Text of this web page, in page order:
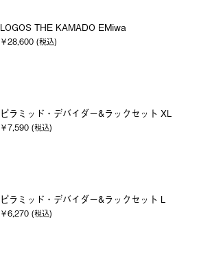
LOGOS THE KAMADO EMiwa
￥28,600 (税込)
ピラミッド・デバイダー&ラックセット XL
￥7,590 (税込)
ピラミッド・デバイダー&ラックセット L
￥6,270 (税込)